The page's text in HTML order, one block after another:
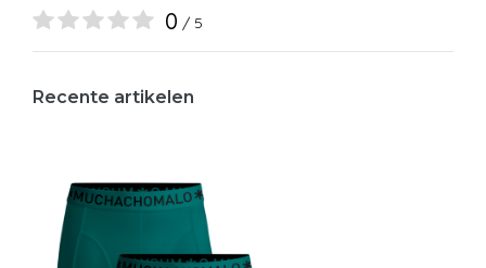
0 / 5
Recente artikelen